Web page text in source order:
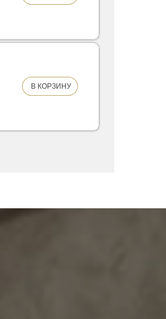
В КОРЗИНУ